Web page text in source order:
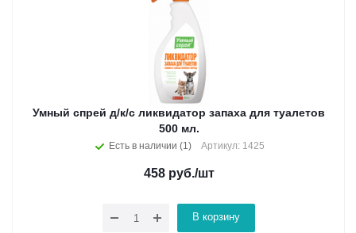
Умный спрей д/к/с ликвидатор запаха для туалетов
500 мл.
Есть в наличии (1) Артикул: 1425
458руб./шт
В корзину